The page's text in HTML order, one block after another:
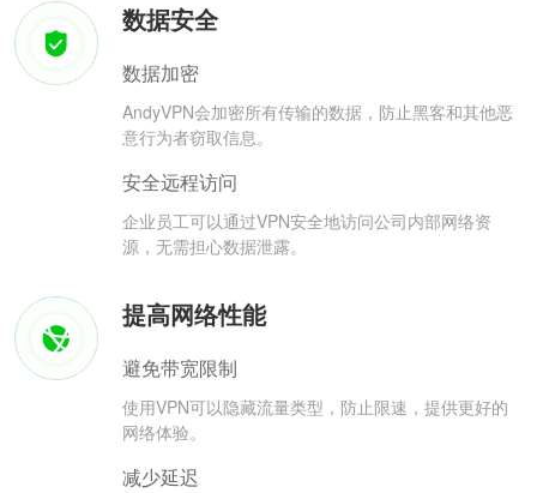
数据安全
数据加密
AndyVPN会加密所有传输的数据，防止黑客和其他恶
意行为者窃取信息。
安全远程访问
企业员工可以通过VPN安全地访问公司内部网络资
源，无需担心数据泄露。
提高网络性能
避免带宽限制
使用VPN可以隐藏流量类型，防止限速，提供更好的
网络体验。
减少延迟